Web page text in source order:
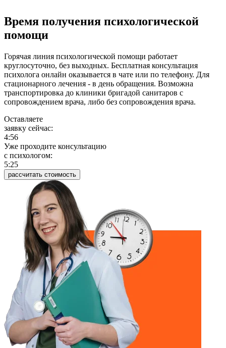
Время получения психологической
помощи
Горячая линия психологической помощи работает
круглосуточно, без выходных. Бесплатная консультация
психолога онлайн оказывается в чате или по телефону. Для
стационарного лечения - в день обращения. Возможна
транспортировка до клиники бригадой санитаров с
сопровождением врача, либо без сопровождения врача.
Оставляете
заявку сейчас:
4:57
Уже проходите консультацию
c психологом:
5:25
рассчитать стоимость